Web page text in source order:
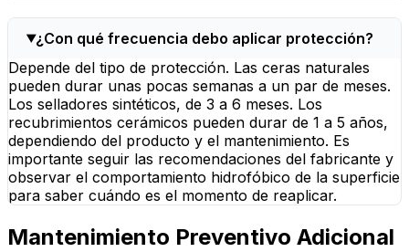
¿Con qué frecuencia debo aplicar protección?
Depende del tipo de protección. Las ceras naturales
pueden durar unas pocas semanas a un par de meses.
Los selladores sintéticos, de 3 a 6 meses. Los
recubrimientos cerámicos pueden durar de 1 a 5 años,
dependiendo del producto y el mantenimiento. Es
importante seguir las recomendaciones del fabricante y
observar el comportamiento hidrofóbico de la superficie
para saber cuándo es el momento de reaplicar.
Mantenimiento Preventivo Adicional